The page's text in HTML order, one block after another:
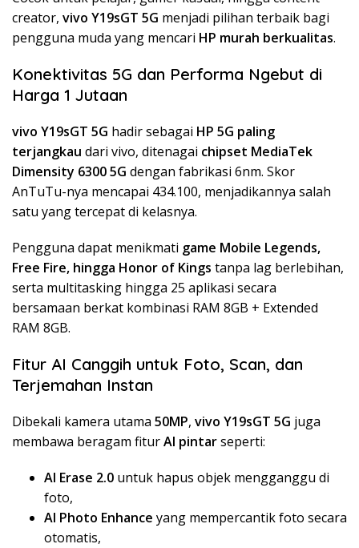
creator, vivo Y19sGT 5G menjadi pilihan terbaik bagi
pengguna muda yang mencari HP murah berkualitas.
Konektivitas 5G dan Performa Ngebut di
Harga 1 Jutaan
vivo Y19sGT 5G hadir sebagai HP 5G paling
terjangkau dari vivo, ditenagai chipset MediaTek
Dimensity 6300 5G dengan fabrikasi 6nm. Skor
AnTuTu-nya mencapai 434.100, menjadikannya salah
satu yang tercepat di kelasnya.
Pengguna dapat menikmati game Mobile Legends,
Free Fire, hingga Honor of Kings tanpa lag berlebihan,
serta multitasking hingga 25 aplikasi secara
bersamaan berkat kombinasi RAM 8GB + Extended
RAM 8GB.
Fitur AI Canggih untuk Foto, Scan, dan
Terjemahan Instan
Dibekali kamera utama 50MP, vivo Y19sGT 5G juga
membawa beragam fiturAI pintarseperti:
AI Erase 2.0 untuk hapus objek mengganggu di
foto,
AI Photo Enhance yang mempercantik foto secara
otomatis,